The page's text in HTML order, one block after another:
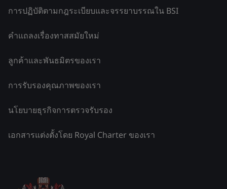
การปฏิบัติตามกฎระเบียบและจรรยาบรรณใน BSI
คำแถลงเรื่องทาสสมัยใหม่
ลูกค้าและพันธมิตรของเรา
การรับรองคุณภาพของเรา
นโยบายธุรกิจการตรวจรับรอง
เอกสารแต่งตั้งโดย Royal Charter ของเรา